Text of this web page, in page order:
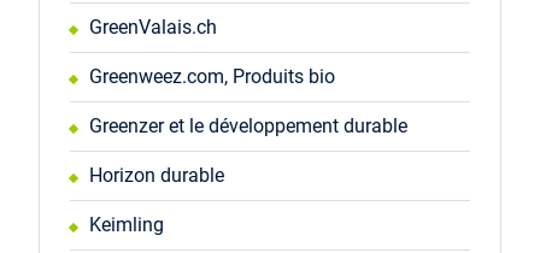
GreenValais.ch
Greenweez.com, Produits bio
Greenzer et le développement durable
Horizon durable
Keimling